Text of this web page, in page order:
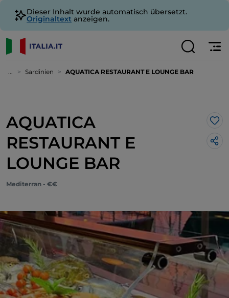
Dieser Inhalt wurde automatisch übersetzt.
Originaltext anzeigen.
... Sardinien AQUATICA RESTAURANT E LOUNGE BAR
AQUATICA
RESTAURANT E
LOUNGE BAR
Mediterran - €€